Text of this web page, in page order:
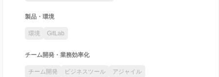
製品・環境
環境 GitLab
チーム開発・業務効率化
チーム開発 ビジネスツール アジャイル